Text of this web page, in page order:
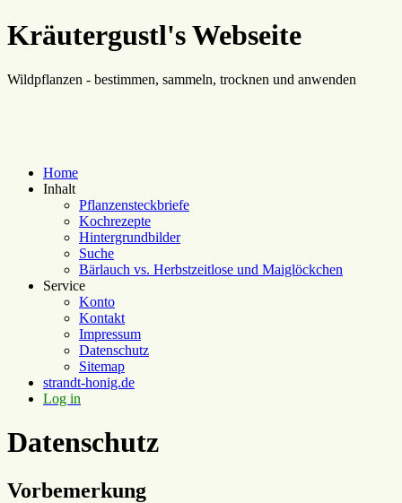
Kräutergustl's Webseite
Wildpflanzen - bestimmen, sammeln, trocknen und anwenden
Home
Inhalt
Pflanzensteckbriefe
Kochrezepte
Hintergrundbilder
Suche
Bärlauch vs. Herbstzeitlose und Maiglöckchen
Service
Konto
Kontakt
Impressum
Datenschutz
Sitemap
strandt-honig.de
Log in
Datenschutz
Vorbemerkung